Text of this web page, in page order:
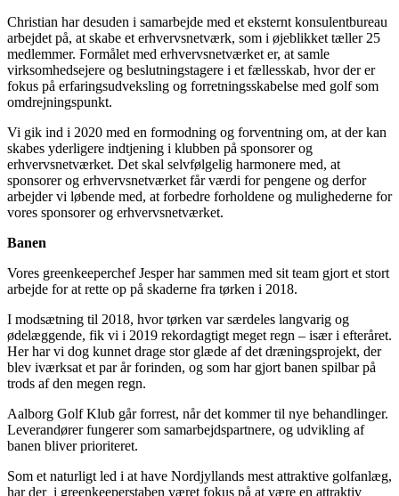
Christian har desuden i samarbejde med et eksternt konsulentbureau
arbejdet på, at skabe et erhvervsnetværk, som i øjeblikket tæller 25
medlemmer. Formålet med erhvervsnetværket er, at samle
virksomhedsejere og beslutningstagere i et fællesskab, hvor der er
fokus på erfaringsudveksling og forretningsskabelse med golf som
omdrejningspunkt.
Vi gik ind i 2020 med en formodning og forventning om, at der kan
skabes yderligere indtjening i klubben på sponsorer og
erhvervsnetværket. Det skal selvfølgelig harmonere med, at
sponsorer og erhvervsnetværket får værdi for pengene og derfor
arbejder vi løbende med, at forbedre forholdene og mulighederne for
vores sponsorer og erhvervsnetværket.
Banen
Vores greenkeeperchef Jesper har sammen med sit team gjort et stort
arbejde for at rette op på skaderne fra tørken i 2018.
I modsætning til 2018, hvor tørken var særdeles langvarig og
ødelæggende, fik vi i 2019 rekordagtigt meget regn – især i efteråret.
Her har vi dog kunnet drage stor glæde af det dræningsprojekt, der
blev iværksat et par år forinden, og som har gjort banen spilbar på
trods af den megen regn.
Aalborg Golf Klub går forrest, når det kommer til nye behandlinger.
Leverandører fungerer som samarbejdspartnere, og udvikling af
banen bliver prioriteret.
Som et naturligt led i at have Nordjyllands mest attraktive golfanlæg,
har der i greenkeeperstaben været fokus på at være en attraktiv